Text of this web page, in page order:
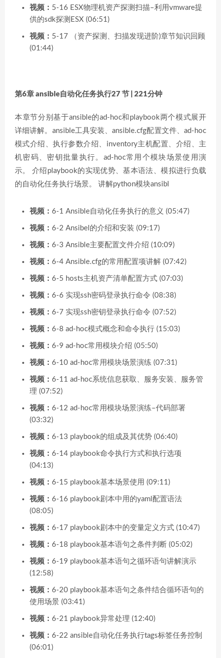
视频： 5-16 ESX物理机资产探测扫描–利用vmware提
供的sdk探测ESX (06:51)
视频： 5-17 （资产探测、扫描发现进阶)章节知识回顾
(01:44)
第6章 ansible自动化任务执行27 节 | 221分钟
本章节分别基于ansible的ad-hoc和playbook两个模式展开
详细讲解。ansible工具安装、ansible.cfg配置文件、ad-hoc
模式介绍、执行参数介绍、inventory主机配置、介绍、主
机密码、密钥批量执行。ad-hoc常用个模块场景使用演
示。 介绍playbook的实现优势、基本语法、模拟进行负载
的自动化任务执行场景。 讲解python模块ansibl
视频： 6-1 Ansible自动化任务执行的意义 (05:47)
视频： 6-2 Ansibel的介绍和安装 (09:17)
视频： 6-3 Ansible主要配置文件介绍 (10:09)
视频： 6-4 Ansible.cfg的常用配置项讲解 (07:42)
视频： 6-5 hosts主机资产清单配置方式 (07:03)
视频： 6-6 实现ssh密码登录执行命令 (08:38)
视频： 6-7 实现ssh密钥登录执行命令 (07:52)
视频： 6-8 ad-hoc模式概念和命令执行 (15:03)
视频： 6-9 ad-hoc常用模块介绍 (05:50)
视频： 6-10 ad-hoc常用模块场景演练 (07:31)
视频： 6-11 ad-hoc系统信息获取、服务安装、服务管
理 (07:52)
视频： 6-12 ad-hoc常用模块场景演练–代码部署
(03:32)
视频： 6-13 playbook的组成及其优势 (06:40)
视频： 6-14 playbook命令执行方式和执行选项
(04:13)
视频： 6-15 playbook基本场景使用 (09:11)
视频： 6-16 playbook剧本中用的yaml配置语法
(08:05)
视频： 6-17 playbook剧本中的变量定义方式 (10:47)
视频： 6-18 playbook基本语句之条件判断 (05:02)
视频： 6-19 playbook基本语句之循环语句讲解演示
(12:58)
视频： 6-20 playbook基本语句之条件结合循环语句的
使用场景 (03:41)
视频： 6-21 playbook异常处理 (12:40)
视频： 6-22 ansible自动化任务执行tags标签任务控制
(06:01)